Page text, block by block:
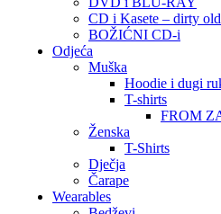
CD i Kasete – dirty
BOŽIĆNI CD-i
Odjeća
Muška
Hoodie i dugi
T-shirts
FROM
Ženska
T-Shirts
Dječja
Čarape
Wearables